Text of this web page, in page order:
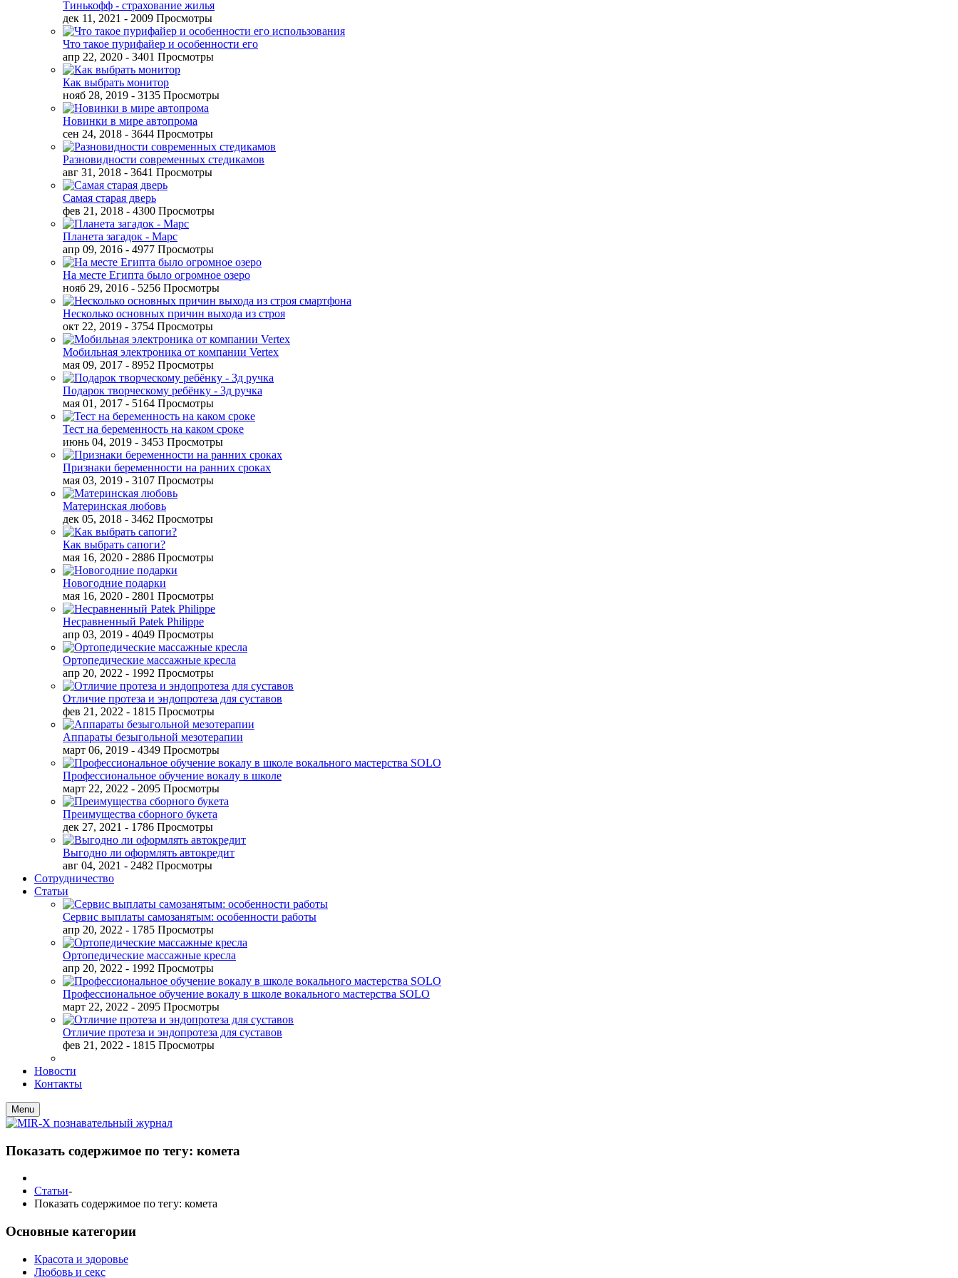
Тинькофф - страхование жилья
дек 11, 2021 - 2009 Просмотры
Что такое пурифайер и особенности его
апр 22, 2020 - 3401 Просмотры
Как выбрать монитор
нояб 28, 2019 - 3135 Просмотры
Новинки в мире автопрома
сен 24, 2018 - 3644 Просмотры
Разновидности современных стедикамов
авг 31, 2018 - 3641 Просмотры
Самая старая дверь
фев 21, 2018 - 4300 Просмотры
Планета загадок - Марс
апр 09, 2016 - 4977 Просмотры
На месте Египта было огромное озеро
нояб 29, 2016 - 5256 Просмотры
Несколько основных причин выхода из строя
окт 22, 2019 - 3754 Просмотры
Мобильная электроника от компании Vertex
мая 09, 2017 - 8952 Просмотры
Подарок творческому ребёнку - 3д ручка
мая 01, 2017 - 5164 Просмотры
Тест на беременность на каком сроке
июнь 04, 2019 - 3453 Просмотры
Признаки беременности на ранних сроках
мая 03, 2019 - 3107 Просмотры
Материнская любовь
дек 05, 2018 - 3462 Просмотры
Как выбрать сапоги?
мая 16, 2020 - 2886 Просмотры
Новогодние подарки
мая 16, 2020 - 2801 Просмотры
Несравненный Patek Philippe
апр 03, 2019 - 4049 Просмотры
Ортопедические массажные кресла
апр 20, 2022 - 1992 Просмотры
Отличие протеза и эндопротеза для суставов
фев 21, 2022 - 1815 Просмотры
Аппараты безыгольной мезотерапии
март 06, 2019 - 4349 Просмотры
Профессиональное обучение вокалу в школе
март 22, 2022 - 2095 Просмотры
Преимущества сборного букета
дек 27, 2021 - 1786 Просмотры
Выгодно ли оформлять автокредит
авг 04, 2021 - 2482 Просмотры
Сотрудничество
Статьи
Сервис выплаты самозанятым: особенности работы
апр 20, 2022 - 1785 Просмотры
Ортопедические массажные кресла
апр 20, 2022 - 1992 Просмотры
Профессиональное обучение вокалу в школе вокального мастерства SOLO
март 22, 2022 - 2095 Просмотры
Отличие протеза и эндопротеза для суставов
фев 21, 2022 - 1815 Просмотры
Новости
Контакты
Menu
Показать содержимое по тегу: комета
Статьи-
Показать содержимое по тегу: комета
Основные категории
Красота и здоровье
Любовь и секс